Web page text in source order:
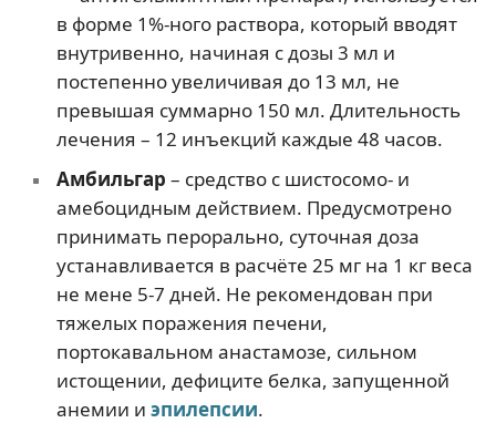
в форме 1%-ного раствора, который вводят
внутривенно, начиная с дозы 3 мл и
постепенно увеличивая до 13 мл, не
превышая суммарно 150 мл. Длительность
лечения – 12 инъекций каждые 48 часов.
Амбильгар – средство с шистосомо- и
амебоцидным действием. Предусмотрено
принимать перорально, суточная доза
устанавливается в расчёте 25 мг на 1 кг веса
не мене 5-7 дней. Не рекомендован при
тяжелых поражения печени,
портокавальном анастамозе, сильном
истощении, дефиците белка, запущенной
анемии и эпилепсии.